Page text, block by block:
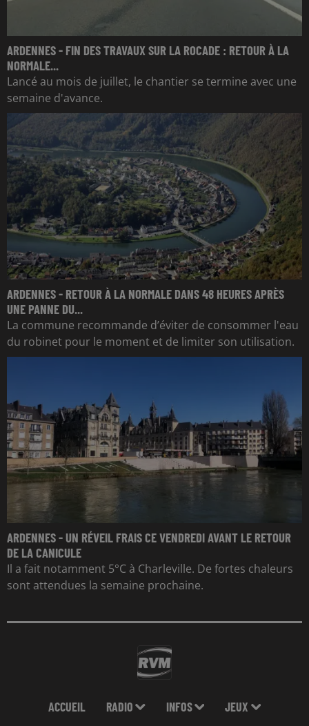
ARDENNES - FIN DES TRAVAUX SUR LA ROCADE : RETOUR À LA
NORMALE...
Lancé au mois de juillet, le chantier se termine avec une
semaine d'avance.
ARDENNES - RETOUR À LA NORMALE DANS 48 HEURES APRÈS
UNE PANNE DU...
La commune recommande d’éviter de consommer l'eau
du robinet pour le moment et de limiter son utilisation.
ARDENNES - UN RÉVEIL FRAIS CE VENDREDI AVANT LE RETOUR
DE LA CANICULE
Il a fait notamment 5°C à Charleville. De fortes chaleurs
sont attendues la semaine prochaine.
ACCUEIL RADIO INFOS JEUX